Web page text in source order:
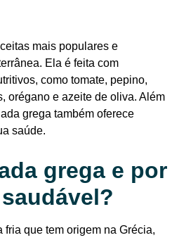
mais populares e
Ela é feita com
como tomate, pepino,
orégano e azeite de oliva. Além
grega também oferece
saúde.
grega e por
fria que tem origem na Grécia,